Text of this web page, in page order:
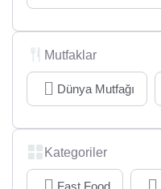
Mutfaklar
Dünya Mutfağı
Kategoriler